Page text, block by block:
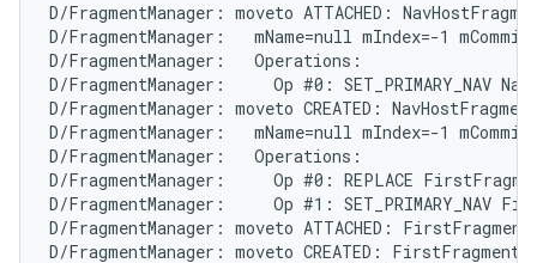
D/FragmentManager: moveto ATTACHED:
D/FragmentManager:   mName=null mIndex=-1
D/FragmentManager:   Operations:
D/FragmentManager:     Op #0: SET_PRIMARY_NAV
D/FragmentManager: moveto CREATED:
D/FragmentManager:   mName=null mIndex=-1
D/FragmentManager:   Operations:
D/FragmentManager:     Op #0: REPLACE
D/FragmentManager:     Op #1: SET_PRIMARY_NAV
D/FragmentManager: moveto ATTACHED:
D/FragmentManager: moveto CREATED: